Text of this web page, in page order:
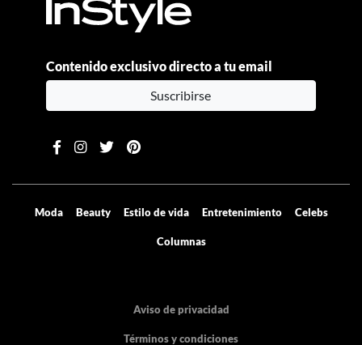
Contenido exclusivo directo a tu email
Suscribirse
Moda Beauty Estilo de vida Entretenimiento Celebs
Columnas
Aviso de privacidad
Términos y condiciones